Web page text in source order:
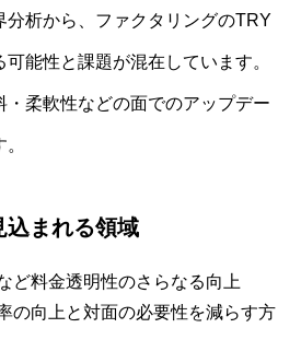
分析から、ファクタリングのTRY
能性と課題が混在しています。
・柔軟性などの面でのアップデー
込まれる領域
ど料金透明性のさらなる向上
の向上と対面の必要性を減らす方